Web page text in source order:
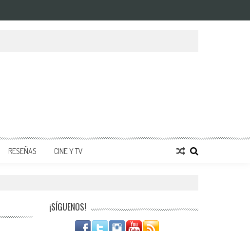
RESEÑAS CINE Y TV
¡SÍGUENOS!